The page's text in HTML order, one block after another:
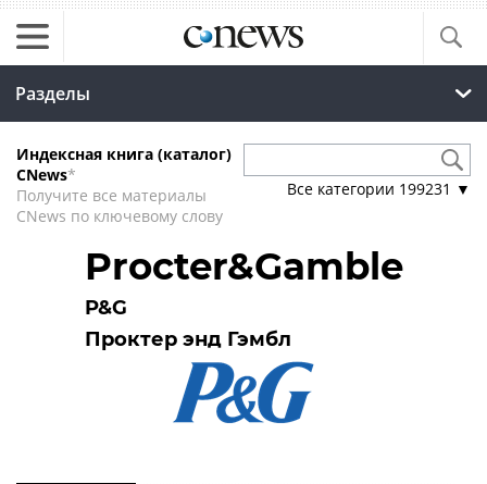
Разделы
Индексная книга (каталог)
CNews*
Получите все материалы
CNews по ключевому слову
Все категории 199231 ▼
Procter&Gamble
P&G
Проктер энд Гэмбл